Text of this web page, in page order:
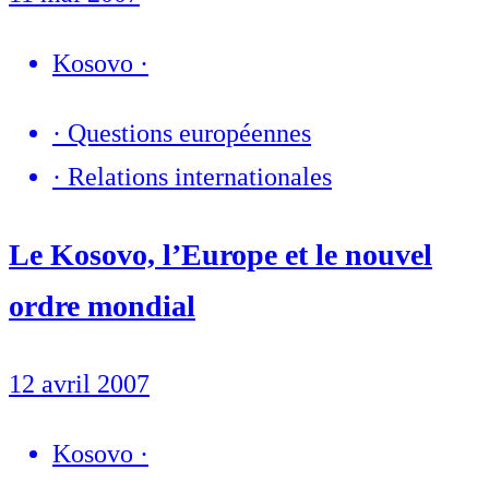
Kosovo ·
· Questions européennes
· Relations internationales
Le Kosovo, l’Europe et le nouvel
ordre mondial
12 avril 2007
Kosovo ·